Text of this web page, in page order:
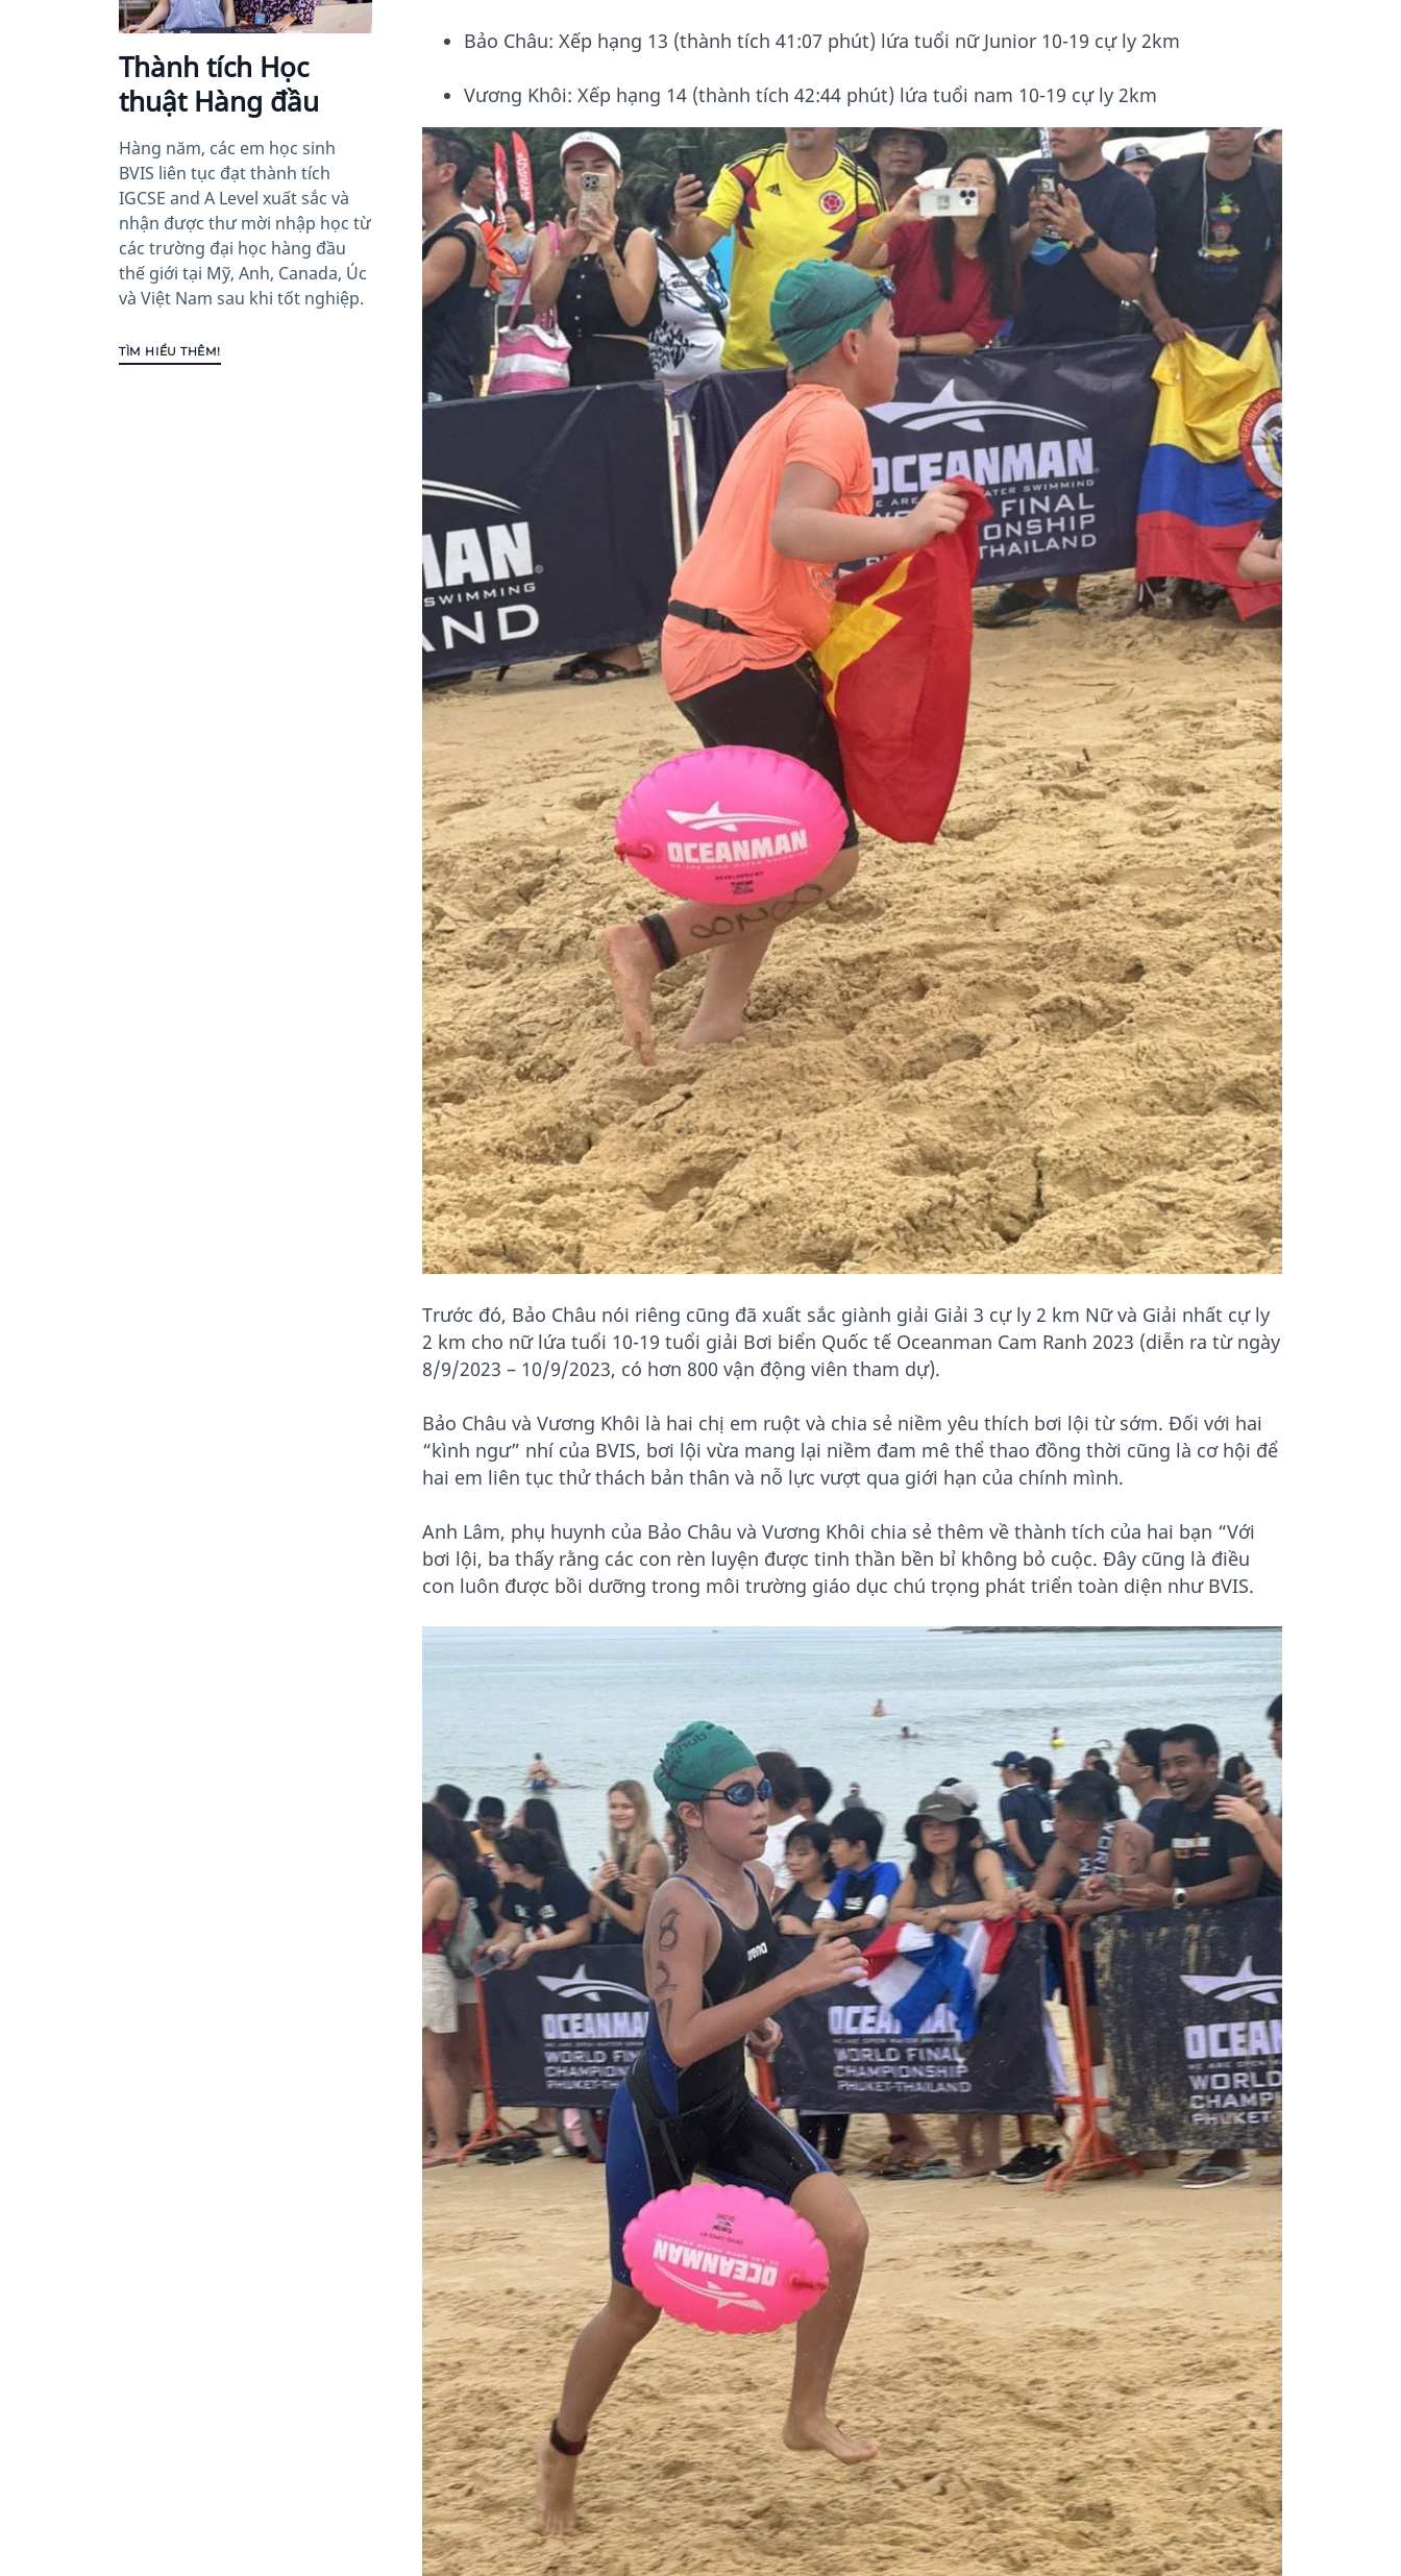
Thành tích Học
thuật Hàng đầu
Hàng năm, các em học sinh
BVIS liên tục đạt thành tích
IGCSE and A Level xuất sắc và
nhận được thư mời nhập học từ
các trường đại học hàng đầu
thế giới tại Mỹ, Anh, Canada, Úc
và Việt Nam sau khi tốt nghiệp.
TÌM HIỂU THÊM!
Bảo Châu: Xếp hạng 13 (thành tích 41:07 phút) lứa tuổi nữ Junior 10-19 cự ly 2km
Vương Khôi: Xếp hạng 14 (thành tích 42:44 phút) lứa tuổi nam 10-19 cự ly 2km
Trước đó, Bảo Châu nói riêng cũng đã xuất sắc giành giải Giải 3 cự ly 2 km Nữ và Giải nhất cự ly
2 km cho nữ lứa tuổi 10-19 tuổi giải Bơi biển Quốc tế Oceanman Cam Ranh 2023 (diễn ra từ ngày
8/9/2023 – 10/9/2023, có hơn 800 vận động viên tham dự).
Bảo Châu và Vương Khôi là hai chị em ruột và chia sẻ niềm yêu thích bơi lội từ sớm. Đối với hai
“kình ngư” nhí của BVIS, bơi lội vừa mang lại niềm đam mê thể thao đồng thời cũng là cơ hội để
hai em liên tục thử thách bản thân và nỗ lực vượt qua giới hạn của chính mình.
Anh Lâm, phụ huynh của Bảo Châu và Vương Khôi chia sẻ thêm về thành tích của hai bạn “Với
bơi lội, ba thấy rằng các con rèn luyện được tinh thần bền bỉ không bỏ cuộc. Đây cũng là điều
con luôn được bồi dưỡng trong môi trường giáo dục chú trọng phát triển toàn diện như BVIS.